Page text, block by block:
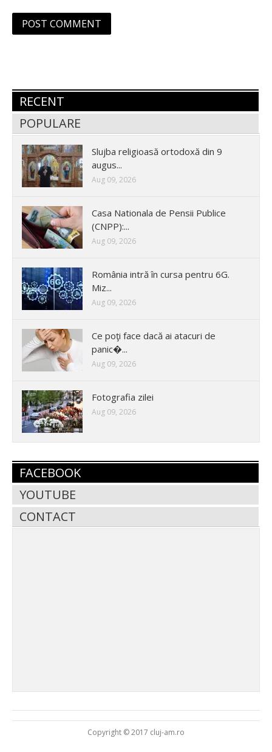
RECENT
POPULARE
Slujba religioasă ortodoxă din 9
augus...
Aug 09, 2026
Casa Nationala de Pensii Publice
(CNPP):...
Aug 09, 2026
România intră în cursa pentru 6G.
Miz...
Aug 09, 2026
Ce poţi face dacă ai atacuri de
panic�...
Aug 09, 2026
Fotografia zilei
Aug 09, 2026
FACEBOOK
YOUTUBE
CONTACT
Copyright © 2017 cluj-am.ro